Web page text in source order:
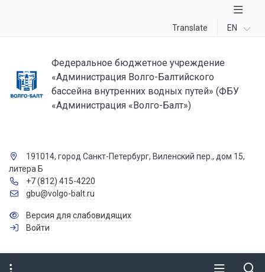
Translate EN
Федеральное бюджетное учреждение
«Администрация Волго-Балтийского
бассейна внутренних водных путей» (ФБУ
«Администрация «Волго-Балт»)
191014, город Санкт-Петербург, Виленский пер., дом 15,
литера Б
+7 (812) 415-4220
gbu@volgo-balt.ru
Версия для слабовидящих
Войти